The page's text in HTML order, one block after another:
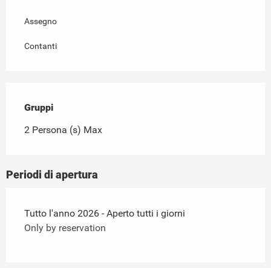
Assegno
Contanti
Gruppi
Gruppi
2 Persona (s) Max
Periodi di apertura
Tutto l'anno 2026 - Aperto tutti i giorni
Only by reservation